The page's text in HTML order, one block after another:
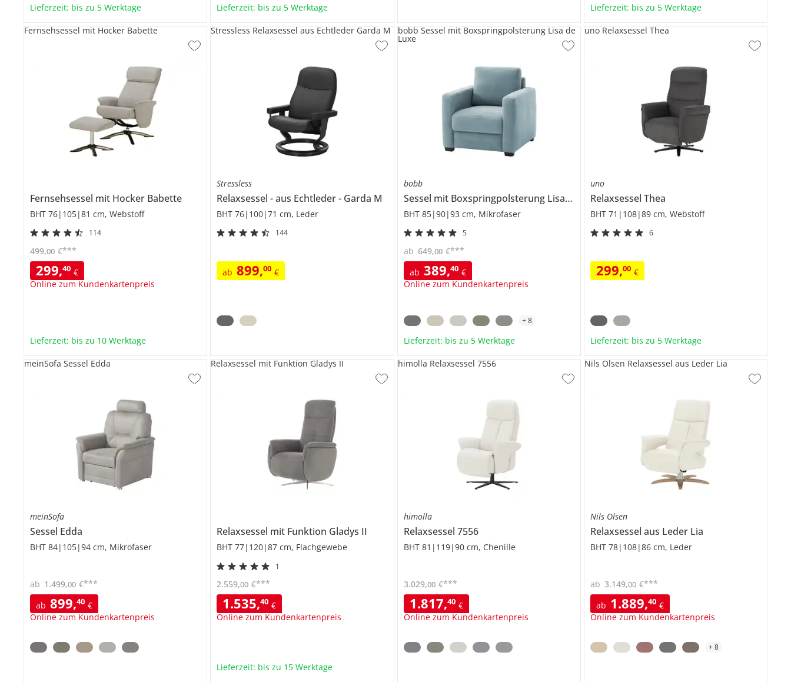
Lieferzeit: bis zu 5 Werktage Lieferzeit: bis zu 5 Werktage Lieferzeit: bis zu 5 Werktage
Fernsehsessel mit Hocker Babette
BHT 76|105|81 cm, Webstoff
114
299,40 €
Online zum Kundenkartenpreis
499,00 €***
Fernsehsessel mit Hocker Babette
Lieferzeit: bis zu 10 Werktage
Stressless
Relaxsessel aus Echtleder Garda M
BHT 76|100|71 cm, Leder
144
ab 899,00 €
Stressless Relaxsessel aus Echtleder Garda M
bobb
Sessel mit Boxspringpolsterung Lisa de Luxe
BHT 85|90|93 cm, Mikrofaser
5
ab 389,40 €
Online zum Kundenkartenpreis
ab 649,00 €***
bobb Sessel mit Boxspringpolsterung Lisa de
Luxe
+8
Lieferzeit: bis zu 5 Werktage
uno
Relaxsessel Thea
BHT 71|108|89 cm, Webstoff
6
299,00 €
uno Relaxsessel Thea
Lieferzeit: bis zu 5 Werktage
meinSofa
Sessel Edda
BHT 84|105|94 cm, Mikrofaser
ab 899,40 €
Online zum Kundenkartenpreis
ab 1.499,00 €***
meinSofa Sessel Edda
Relaxsessel mit Funktion Gladys II
BHT 77|120|87 cm, Flachgewebe
1
1.535,40 €
Online zum Kundenkartenpreis
2.559,00 €***
Relaxsessel mit Funktion Gladys II
Lieferzeit: bis zu 15 Werktage
himolla
Relaxsessel 7556
BHT 81|119|90 cm, Chenille
1.817,40 €
Online zum Kundenkartenpreis
3.029,00 €***
himolla Relaxsessel 7556
Nils Olsen
Relaxsessel aus Leder Lia
BHT 78|108|86 cm, Leder
ab 1.889,40 €
Online zum Kundenkartenpreis
ab 3.149,00 €***
Nils Olsen Relaxsessel aus Leder Lia
+8